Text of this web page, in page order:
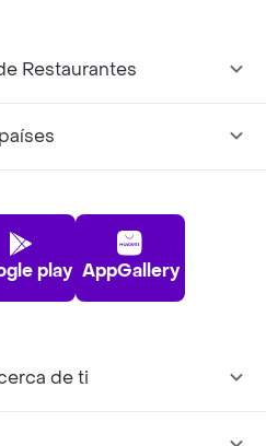
Restaurantes
play AppGallery
de ti